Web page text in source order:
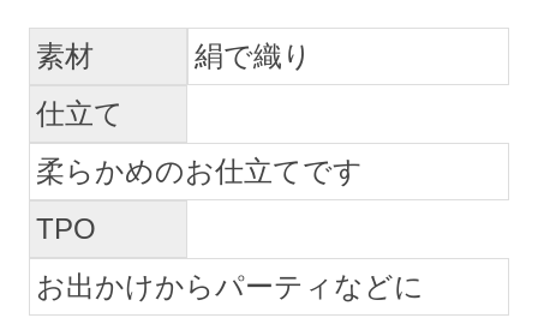
素材
絹で織り
仕立て
柔らかめのお仕立てです
TPO
お出かけからパーティなどに